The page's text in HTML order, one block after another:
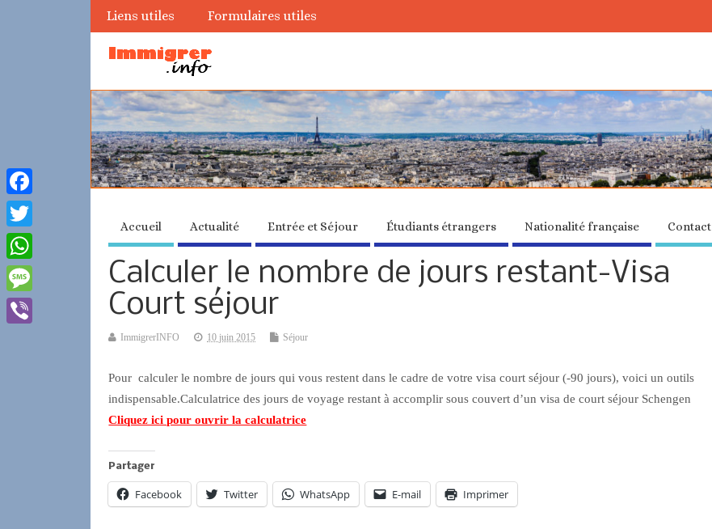
Liens utiles Formulaires utiles
Accueil Actualité Entrée et Séjour Étudiants étrangers Nationalité française Contact
Calculer le nombre de jours restant-Visa
Court séjour
ImmigrerINFO 10 juin 2015 Séjour
Pour calculer le nombre de jours qui vous restent dans le cadre de votre visa court séjour (-90 jours), voici un outils
indispensable.Calculatrice des jours de voyage restant à accomplir sous couvert d’un visa de court séjour Schengen
Cliquez ici pour ouvrir la calculatrice
Partager
Facebook Twitter WhatsApp E-mail Imprimer
Facebook
Twitter
WhatsApp
Message